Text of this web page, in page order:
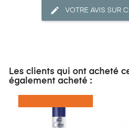
VOTRE AVIS SUR
Les clients qui ont acheté
également acheté :